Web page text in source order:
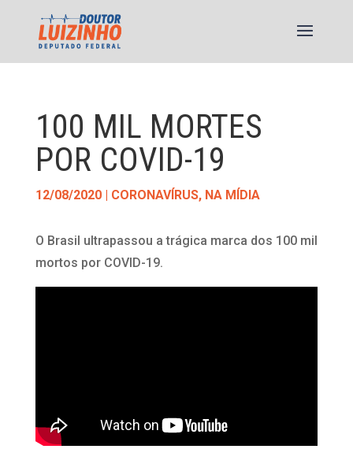
100 MIL MORTES
POR COVID-19
12/08/2020| CORONAVÍRUS, NA MÍDIA
O Brasil ultrapassou a trágica marca dos 100 mil
mortos por COVID-19.